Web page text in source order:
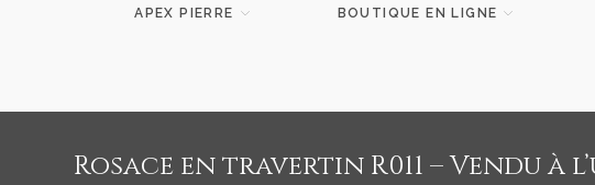
APEX PIERRE BOUTIQUE EN LIGNE
Rosace en travertin R011 – Vendu à